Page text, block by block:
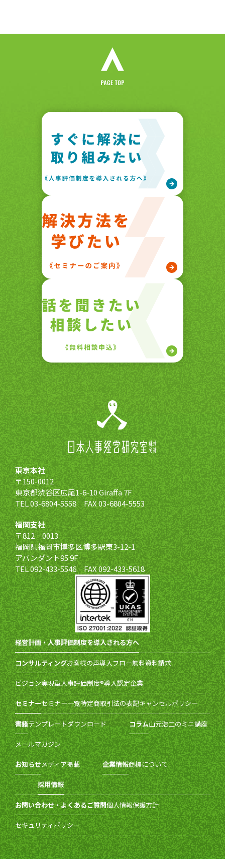
東京本社
〒150-0012
東京都渋谷区広尾1-6-10 Giraffa 7F
TEL 03-6804-5558 FAX 03-6804-5553
福岡支社
〒812－0013
福岡県福岡市博多区博多駅東3-12-1
アバンダント95 9F
TEL 092-433-5546 FAX 092-433-5618
経営計画・人事評価制度を導入される方へ
コンサルティングお客様の声導入フロー無料資料請求
ビジョン実現型人事評価制度®導入認定企業
セミナーセミナー一覧特定商取引法の表記キャンセルポリシー
書籍テンプレートダウンロード コラム山元浩二のミニ講座
メールマガジン
お知らせメディア掲載 企業情報商標について
採用情報
お問い合わせ・よくあるご質問個人情報保護方針
セキュリティポリシー